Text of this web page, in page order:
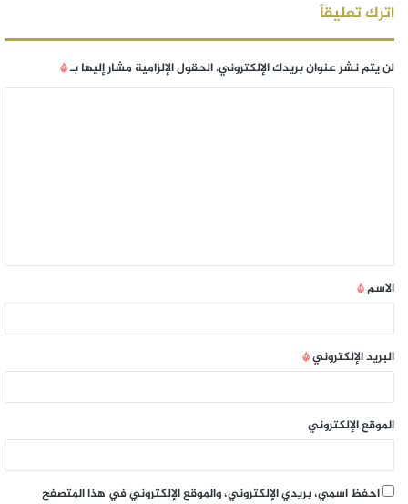
اترك تعليقاً
لن يتم نشر عنوان بريدك الإلكتروني.الحقول الإلزامية مشار إليها بـ*
الاسم*
البريد الإلكتروني*
الموقع الإلكتروني
احفظ اسمي، بريدي الإلكتروني، والموقع الإلكتروني في هذا المتصفح